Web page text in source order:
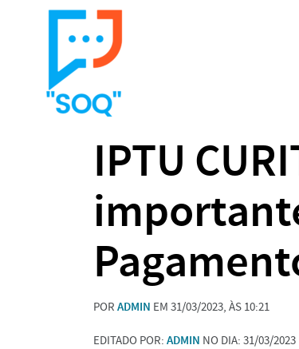
IPTU
POR ADMIN EM 31/03/2023, ÀS 10:21
EDITADO POR: ADMIN NO DIA: 31/03/2023